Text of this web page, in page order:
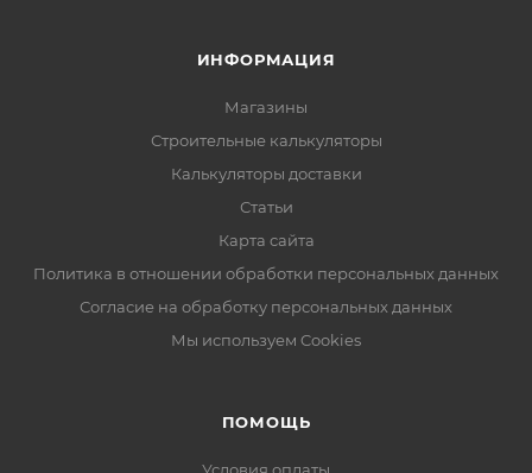
ИНФОРМАЦИЯ
Магазины
Строительные калькуляторы
Калькуляторы доставки
Статьи
Карта сайта
Политика в отношении обработки персональных данных
Согласие на обработку персональных данных
Мы используем Cookies
ПОМОЩЬ